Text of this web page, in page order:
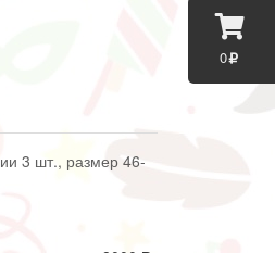
0
3 шт., размер 46-